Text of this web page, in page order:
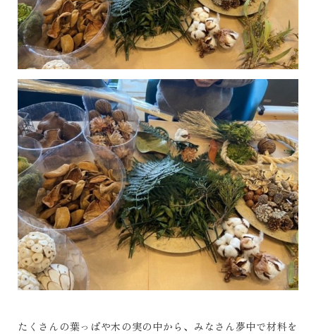
たくさんの葉っぱや木の実の中から、みなさん夢中で材料を